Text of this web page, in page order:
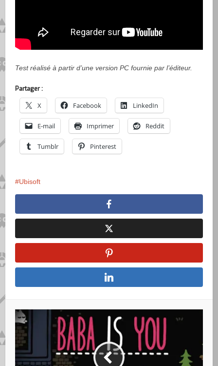
Test réalisé à partir d’une version PC fournie par l’éditeur.
Partager :
X Facebook LinkedIn
E-mail Imprimer Reddit
Tumblr Pinterest
Ubisoft